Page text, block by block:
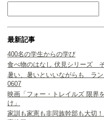
最新記事
400名の学生からの学び
食べ物のはなし 伏見シリーズ
暑い、暑いといいながらも ラ
0607
映画「フォー・トレイルズ 限界
け」
家訓も家憲も非同族幹部も大切